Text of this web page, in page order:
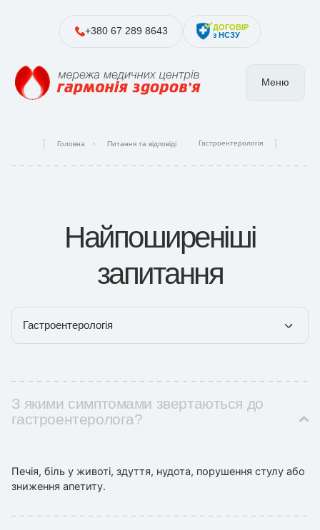
+380 67 289 8643
ДОГОВІР
з НСЗУ
Меню
Головна Питання та відповіді Гастроентерологія
Найпоширеніші
запитання
Гастроентерологія
З якими симптомами звертаються до
гастроентеролога?
Печія, біль у животі, здуття, нудота, порушення стулу або
зниження апетиту.